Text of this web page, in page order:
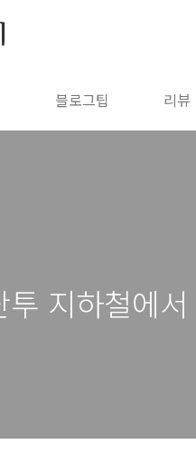
블로그팁 리뷰
지하철에